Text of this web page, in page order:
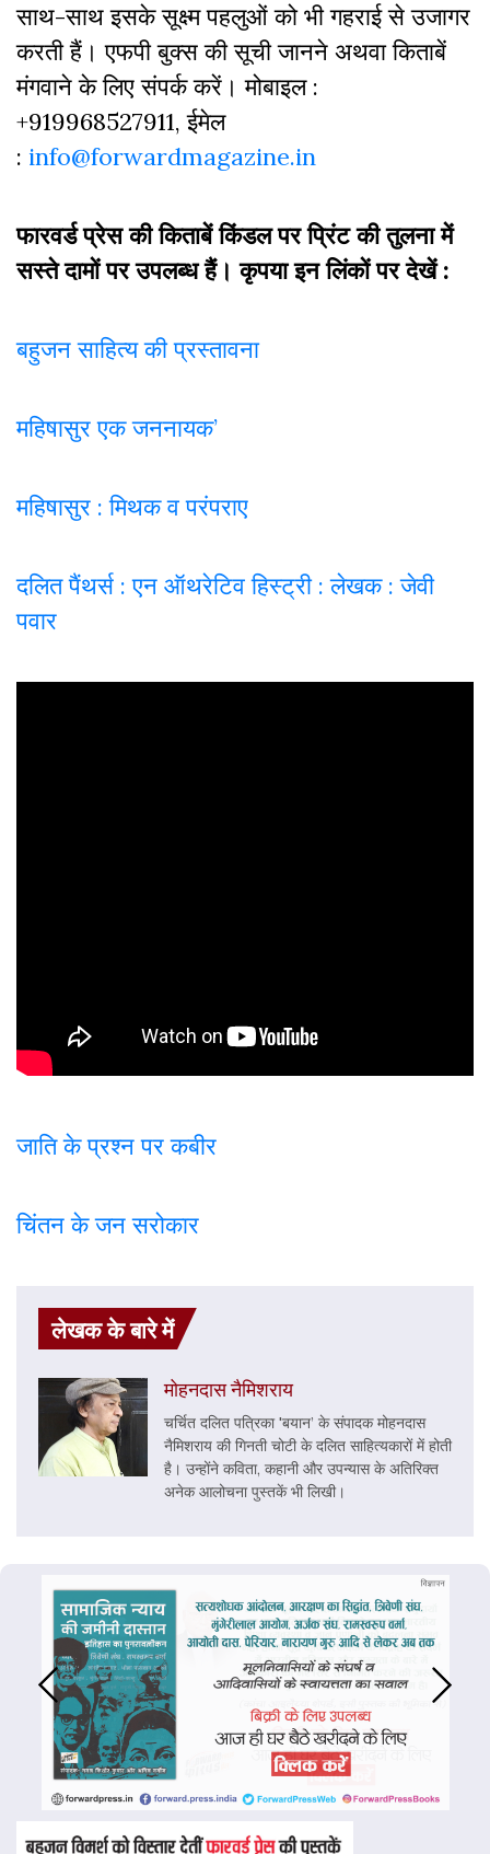
साथ-साथ इसके सूक्ष्म पहलुओं को भी गहराई से उजागर
करती हैं। एफपी बुक्‍स की सूची जानने अथवा किताबें
मंगवाने के लिए संपर्क करें। मोबाइल :
+919968527911, ईमेल
: info@forwardmagazine.in
फारवर्ड प्रेस की किताबें किंडल पर प्रिंट की तुलना में
सस्ते दामों पर उपलब्ध हैं। कृपया इन लिंकों पर देखें :
बहुजन साहित्य की प्रस्तावना
महिषासुर एक जननायक’
महिषासुर : मिथक व परंपराए
दलित पैंथर्स : एन ऑथरेटिव हिस्ट्री : लेखक : जेवी
पवार
जाति के प्रश्न पर कबीर
चिंतन के जन सरोकार
लेखक के बारे में
मोहनदास नैमिशराय
चर्चित दलित पत्रिका 'बयान’ के संपादक मोहनदास
नैमिशराय की गिनती चोटी के दलित साहित्यकारों में होती
है। उन्होंने कविता, कहानी और उपन्यास के अतिरिक्त
अनेक आलोचना पुस्तकें भी लिखी।